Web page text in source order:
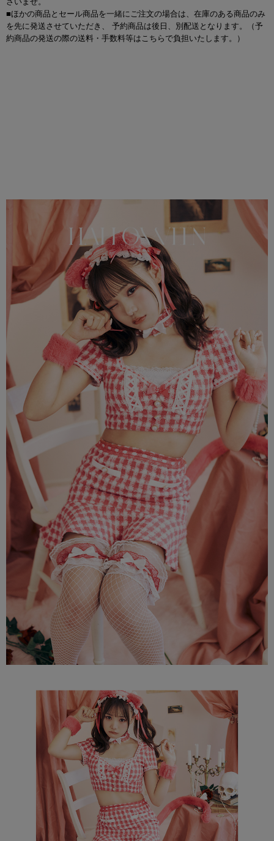
■ほかの商品とセール商品を一緒にご注文の場合は、在庫のある商品のみ
を先に発送させていただき、 予約商品は後日、別配送となります。（予
約商品の発送の際の送料・手数料等はこちらで負担いたします。）